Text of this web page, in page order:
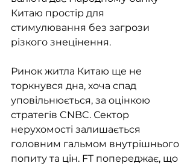
Китаю простір для
стимулювання без загрози
різкого знецінення.
Ринок житла Китаю ще не
торкнувся дна, хоча спад
уповільнюється, за оцінкою
стратегів CNBC. Сектор
нерухомості залишається
головним гальмом внутрішнього
попиту та цін. FT попереджає, що